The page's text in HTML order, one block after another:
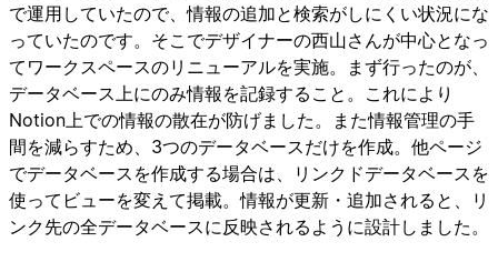
で運用していたので、情報の追加と検索がしにくい状況にな
っていたのです。そこでデザイナーの西山さんが中心となっ
てワークスペースのリニューアルを実施。まず行ったのが、
データベース上にのみ情報を記録すること。これにより
Notion上での情報の散在が防げました。また情報管理の手
間を減らすため、3つのデータベースだけを作成。他ページ
でデータベースを作成する場合は、リンクドデータベースを
使ってビューを変えて掲載。情報が更新・追加されると、リ
ンク先の全データベースに反映されるように設計しました。